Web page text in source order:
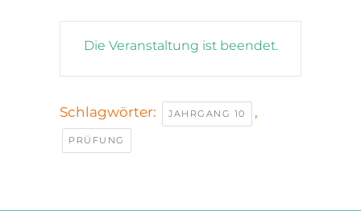
Die Veranstaltung ist beendet.
Schlagwörter: JAHRGANG 10 ,
PRÜFUNG